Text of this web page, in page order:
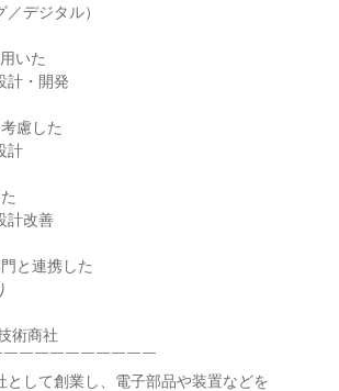
いた
慮した
と連携した
術商社
￣￣￣￣￣￣￣￣￣
として創業し、電子部品や装置などを